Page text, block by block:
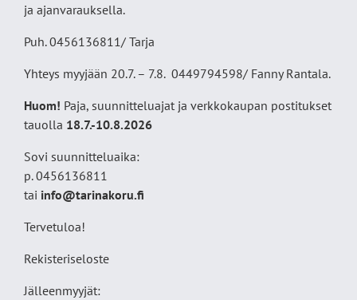
ja ajanvarauksella.
Puh. 0456136811/ Tarja
Yhteys myyjään 20.7. – 7.8. 0449794598/ Fanny Rantala.
Huom! Paja, suunnitteluajat ja verkkokaupan postitukset
tauolla 18.7.-10.8.2026
Sovi suunnitteluaika:
p. 0456136811
tai info@tarinakoru.fi
Tervetuloa!
Rekisteriseloste
Jälleenmyyjät: